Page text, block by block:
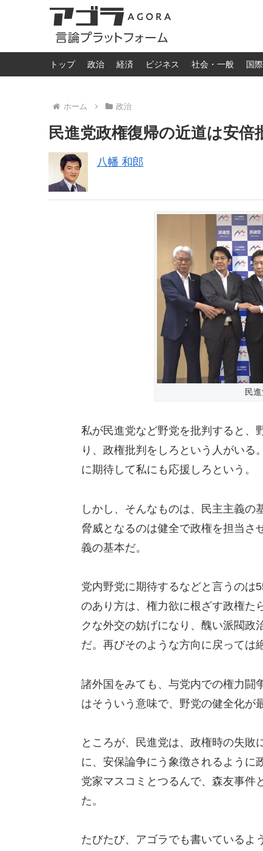
トップ 政治 経済 ビジネス 社会・一般 国際
ホーム 政治
民進党政権復帰の近道は安倍
八幡 和郎
民
私が民進党など野党を批判すると、
り、政権批判をしろという人がい
に期待して私にも応援しろという。
しかし、そんなものは、民主主義
脅威となるのは健全で政権を担当さ
義の基本だ。
党内野党に期待するなどと言うのは
のあり方は、権力欲に根ざす政権た
クな外交の妨げになり、醜い派閥政
だ。再びそのような方向に戻っては
諸外国をみても、与党内での権力闘
はそういう意味で、野党の健全化が
ところが、民進党は、政権時の失敗
に、安保論争にう象徴されるように
党家マスコミとつるんで、森友事件
た。
たびたび、アゴラでも書いているよ